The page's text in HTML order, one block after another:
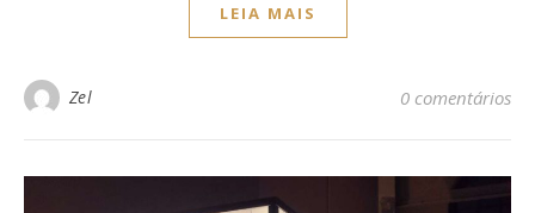
LEIA MAIS
Zel 0 comentários